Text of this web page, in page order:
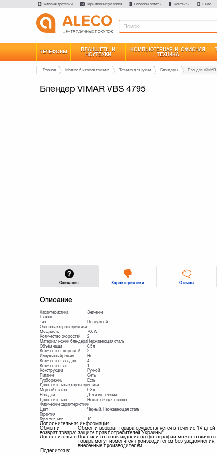
Условия доставки Гарантийные условия Способы оплаты Контакты О нас
ТЕЛЕФОНЫ
ПЛАНШЕТЫ И
НОУТБУКИ
КОМПЬЮТЕРНАЯ И ОФИСНАЯ
ТЕХНИКА
Главная Мелкая бытовая техника Техника для кухни Блендеры Блендер VIMAR
Блендер VIMAR VBS 4795
Описание Характеристики Отзывы
Описание
Характеристика
Значение
Главное
Тип
Погружной
Основные характеристики
Мощность
700 W
Количество скоростей
2
Материал ножки блендераНержавеющая сталь
Объём чаши
0.5 л
Количество скоростей
2
Импульсный режим
Нет
Количество насадок
4
Количество чаш
1
Конструкция
Ручной
Питание
Сеть
Турборежим
Есть
Дополнительные характеристики
Мерный стакан
0.8 л
Насадки
Для измельчения
Дополнительно
Нескользящая основа.
Физические характеристики
Цвет
Черный, Нержавеющая сталь
Гарантия
Гарантия, мес
12
Дополнительная информация
Обмен и
возврат товара:
Обмен и возврат товара осуществляется в течение 14
защите прав потребителей Украины".
Дополнительно:Цвет или оттенок изделия на фотографии может
товара могут изменятся производителем без
внесенные производителем.
Поделится в: